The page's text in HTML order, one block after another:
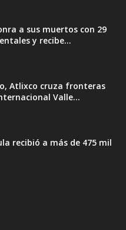
a sus muertos con 29
y recibe...
Atlixco cruza fronteras
Valle...
recibió a más de 475 mil